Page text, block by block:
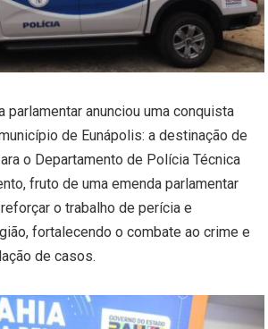
parlamentar anunciou uma conquista
de Eunápolis: a destinação de
o Departamento de Polícia Técnica
fruto de uma emenda parlamentar
o trabalho de perícia e
fortalecendo o combate ao crime e
de casos.